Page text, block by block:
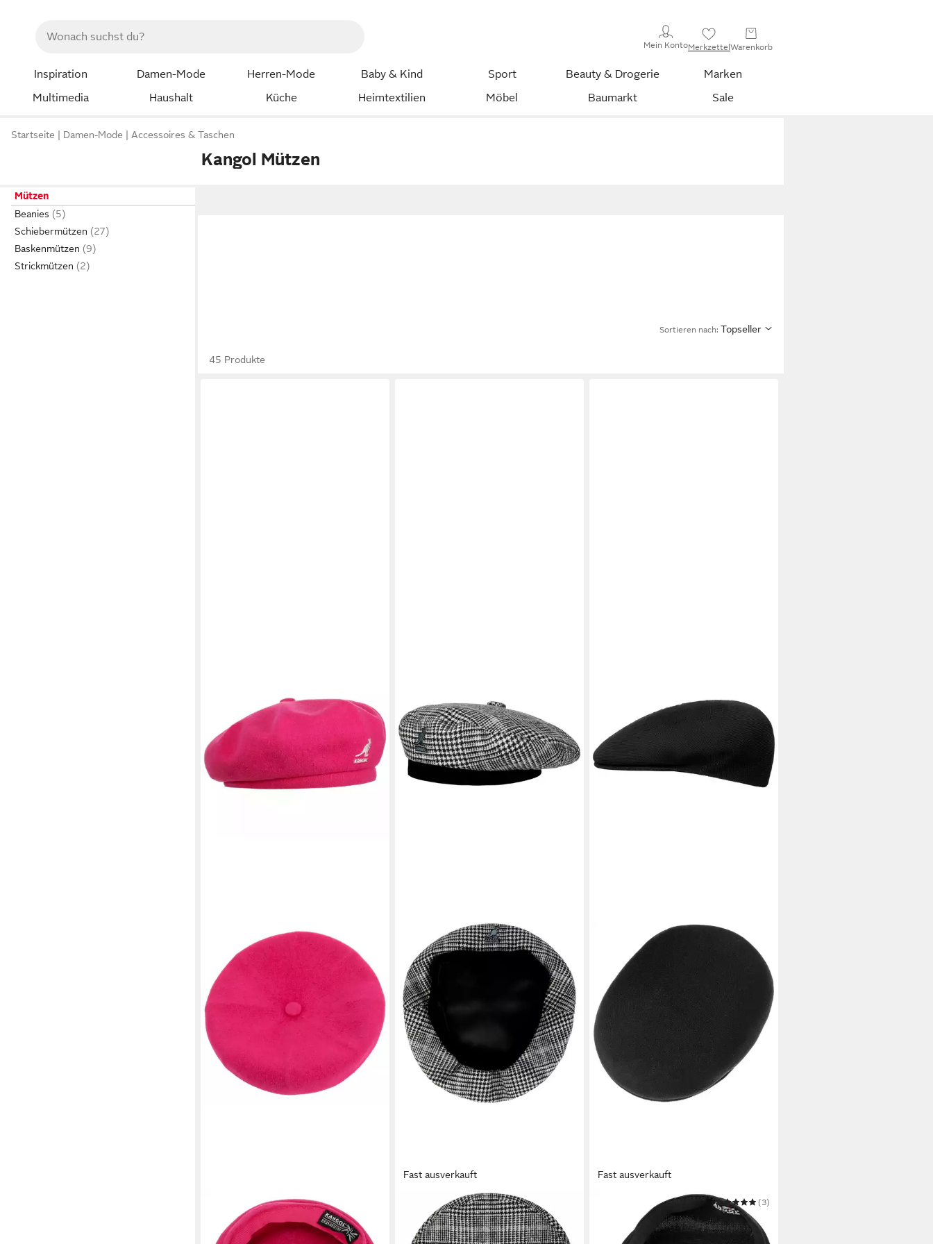
Mein KontoMerkzettelWarenkorb
Inspiration Damen-Mode Herren-Mode Baby & Kind Sport Beauty & Drogerie
Marken
Multimedia
Haushalt Küche Heimtextilien Möbel Baumarkt Sale
Startseite Damen-Mode Accessoires & Taschen
Kangol Mützen
Mützen
Beanies
Schiebermützen
Baskenmützen
Strickmützen
Sortieren nach: Topseller
45 Produkte
Baskenmütze
54,95 €
Fast ausverkauft
Baskenmütze
64,95 €
Fast ausverkauft
(3)
69,95 €